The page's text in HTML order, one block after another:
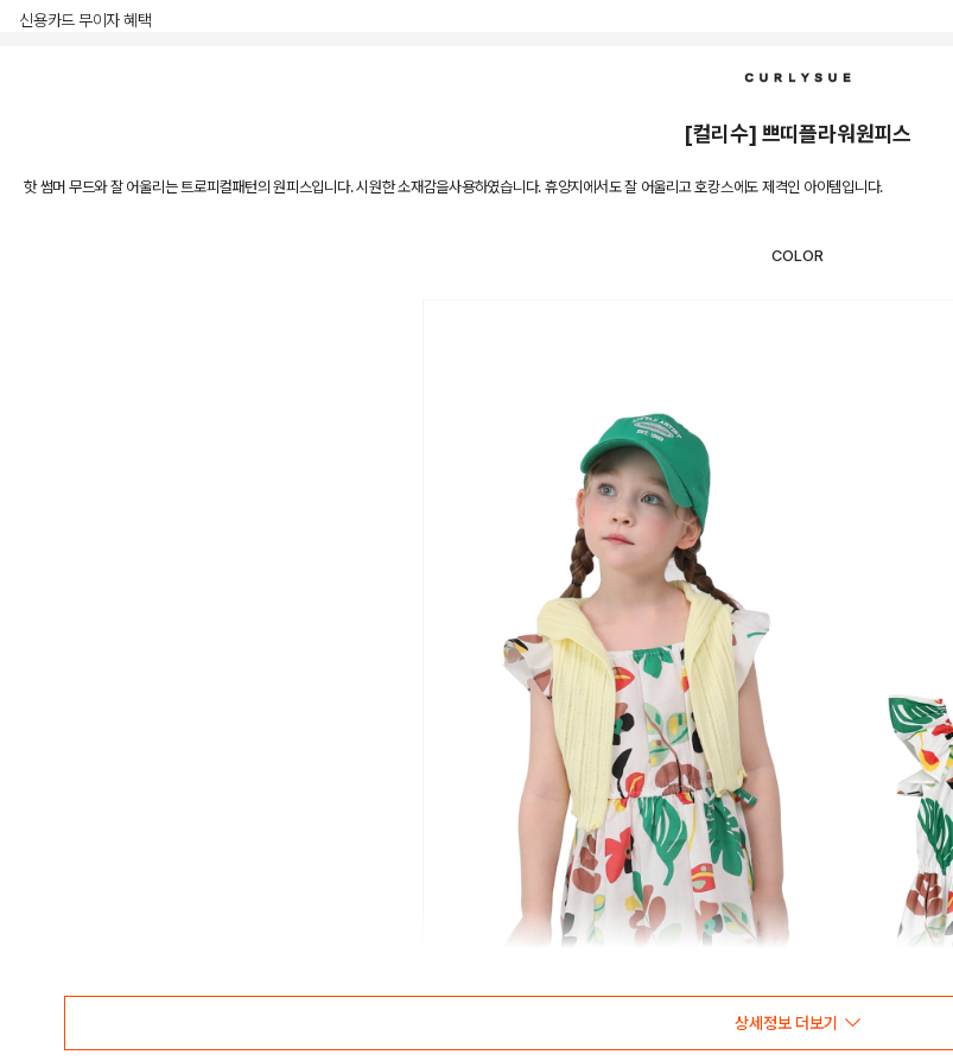
신용카드 무이자 혜택
[컬리수] 쁘띠플라워원피스
핫 썸머 무드와 잘 어울리는 트로피컬패턴의 원피스입니다. 시원한 소재감을사용하였습니다. 휴양지에서도 잘 어울리고 호캉스에도 제격인 아이템입니다.
COLOR
상세정보 더보기